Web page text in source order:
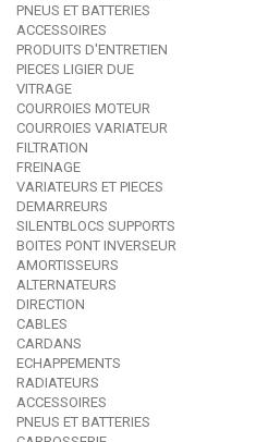
PNEUS ET BATTERIES
ACCESSOIRES
PRODUITS D'ENTRETIEN
PIECES LIGIER DUE
VITRAGE
COURROIES MOTEUR
COURROIES VARIATEUR
FILTRATION
FREINAGE
VARIATEURS ET PIECES
DEMARREURS
SILENTBLOCS SUPPORTS
BOITES PONT INVERSEUR
AMORTISSEURS
ALTERNATEURS
DIRECTION
CABLES
CARDANS
ECHAPPEMENTS
RADIATEURS
ACCESSOIRES
PNEUS ET BATTERIES